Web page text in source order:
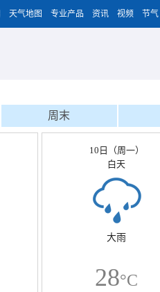
天气地图 专业产品 资讯 视频 节气
周末
10日（周一）
白天
大雨
28°C